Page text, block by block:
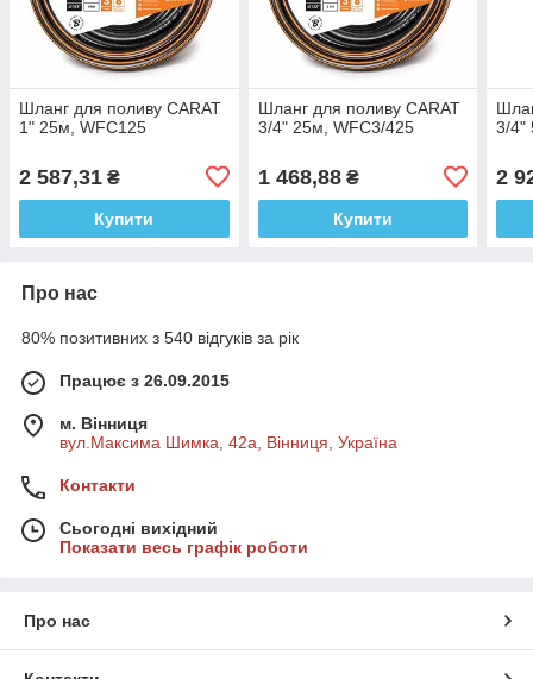
Шланг для поливу CARAT
1" 25м, WFC125
2 587,31 ₴
Купити
Шланг для поливу CARAT
3/4" 25м, WFC3/425
1 468,88₴
Купити
3/4"
2
Про нас
80% позитивних з 540 відгуків за рік
Працює з 26.09.2015
м. Вінниця
вул.Максима Шимка, 42а, Вінниця, Україна
Контакти
Сьогодні вихідний
Показати весь графік роботи
Про нас